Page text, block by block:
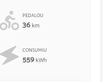
PEDALOU
36 km
CONSUMIU
559 kWh